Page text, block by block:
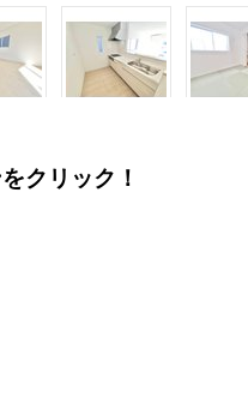
クリック！